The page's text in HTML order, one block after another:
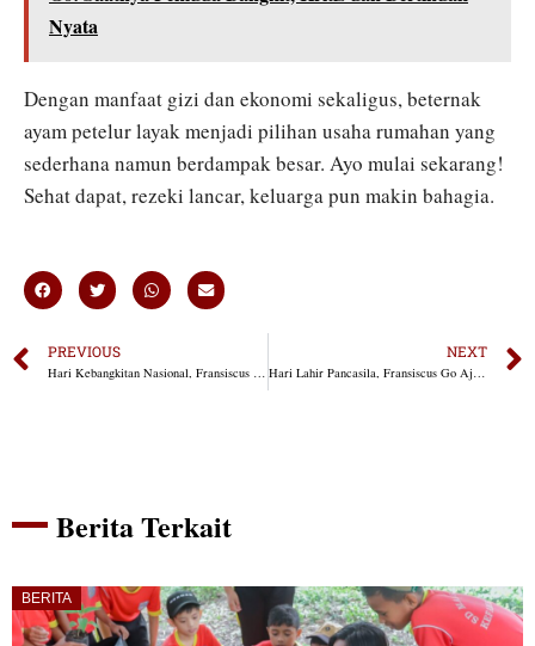
Nyata
Dengan manfaat gizi dan ekonomi sekaligus, beternak
ayam petelur layak menjadi pilihan usaha rumahan yang
sederhana namun berdampak besar. Ayo mulai sekarang!
Sehat dapat, rezeki lancar, keluarga pun makin bahagia.
PREVIOUS
Hari Kebangkitan Nasional, Fransiscus Go: Saatnya Pemuda Bangkit, Kritis dan Bertindak Nyata
NEXT
Hari Lahir Pancasila, Fransiscus Go Ajak Jaga Semangat Persatuan, Keadilan, dan Kemanusiaan
Berita Terkait
BERITA